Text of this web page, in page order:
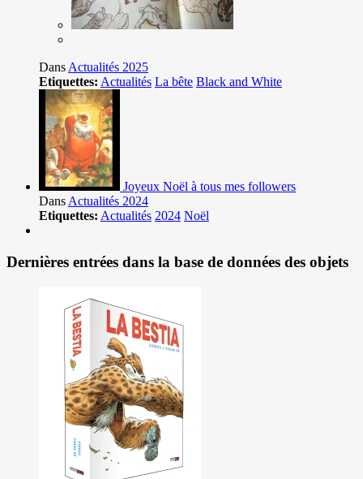
Dans Actualités 2025
Etiquettes: Actualités La bête Black and White
Joyeux Noël à tous mes followers
Dans Actualités 2024
Etiquettes: Actualités 2024 Noël
Dernières entrées dans la base de données des objets